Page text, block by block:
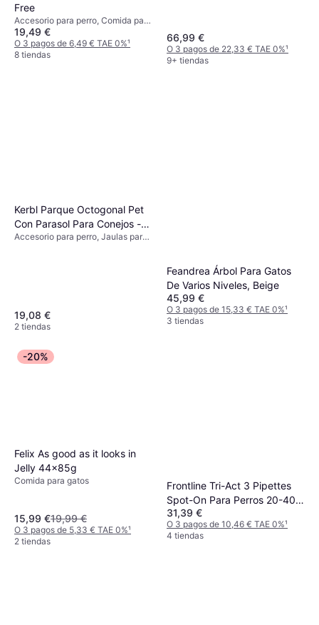
Free
Accesorio para perro, Comida para
gatos
19,49 €
O 3 pagos de 6,49 € TAE 0%¹
8 tiendas
66,99 €
O 3 pagos de 22,33 € TAE 0%¹
9+ tiendas
Kerbl Parque Octogonal Pet
Con Parasol Para Conejos -
Suelo De Nailon
Accesorio para perro, Jaulas para
19,08 €
2 tiendas
Feandrea Árbol Para Gatos
De Varios Niveles, Beige
45,99 €
O 3 pagos de 15,33 € TAE 0%¹
3 tiendas
-20%
Felix As good as it looks in
Jelly 44x85g
Comida para gatos
15,99 €19,99 €
O 3 pagos de 5,33 € TAE 0%¹
2 tiendas
Frontline Tri-Act 3 Pipettes
Spot-On Para Perros 20-40
kg
31,39 €
O 3 pagos de 10,46 € TAE 0%¹
4 tiendas